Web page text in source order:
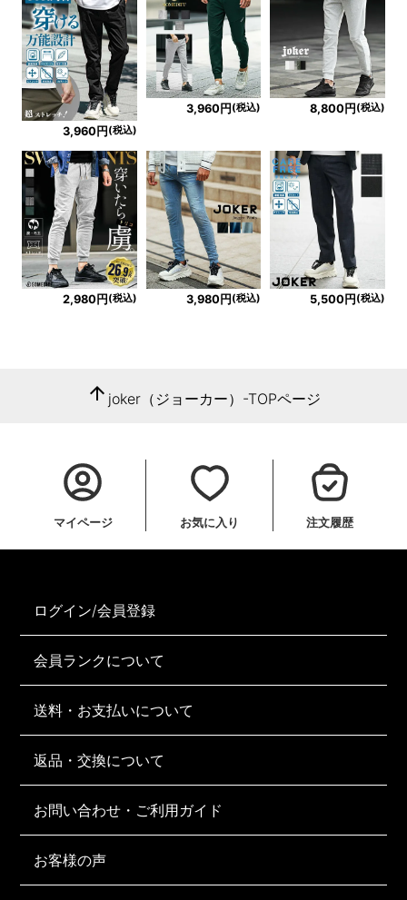
3,960円 (税込)
3,960円(税込) 8,800円(税込)
2,980円 (税込) 3,980円 (税込) 5,500円 (税込)
arrow_upward joker（ジョーカー）-TOPページ
マイページ お気に入り 注文履歴
ログイン/会員登録
会員ランクについて
送料・お支払いについて
返品・交換について
お問い合わせ・ご利用ガイド
お客様の声